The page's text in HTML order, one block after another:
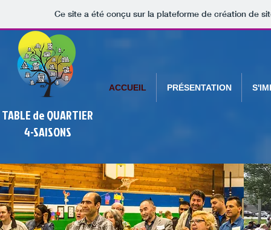
Ce site a été conçu sur la plateforme de création de
ACCUEIL PRÉSENTATION
TABLE de QUARTIER
4-SAISONS